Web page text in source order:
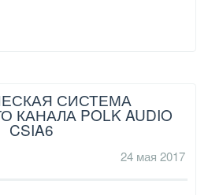
СИСТЕМА
КАНАЛА POLK AUDIO
CSIA6
24 мая 2017